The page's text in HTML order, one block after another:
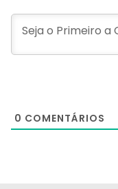
0 COMENTÁRIOS